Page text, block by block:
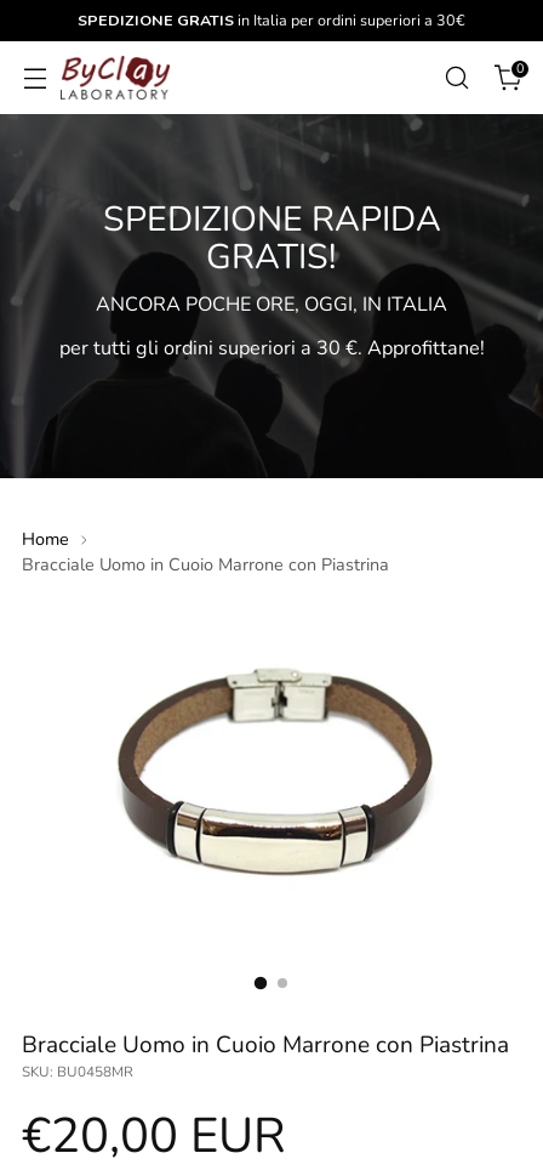
SPEDIZIONE GRATIS in Italia per ordini superiori a 30€
0
SPEDIZIONE RAPIDA
GRATIS!
ANCORA POCHE ORE, OGGI, IN ITALIA
per tutti gli ordini superiori a 30 €. Approfittane!
Home
Bracciale Uomo in Cuoio Marrone con Piastrina
Bracciale Uomo in Cuoio Marrone con Piastrina
SKU: BU0458MR
Prezzo
€20,00 EUR